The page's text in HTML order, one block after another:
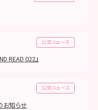
公式ニュース
READ 022』
公式ニュース
お知らせ